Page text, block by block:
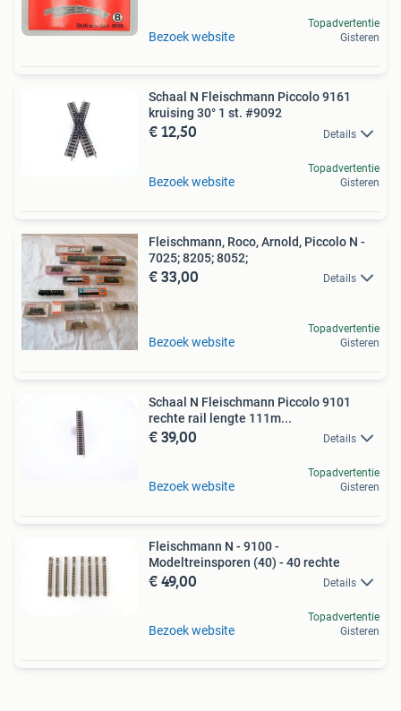
Bezoek website
Topadvertentie
Gisteren
Schaal N Fleischmann Piccolo 9161
kruising 30° 1 st. #9092
€ 12,50 Details
Bezoek website
Topadvertentie
Gisteren
Fleischmann, Roco, Arnold, Piccolo N -
7025; 8205; 8052;
€ 33,00 Details
Bezoek website
Topadvertentie
Gisteren
Schaal N Fleischmann Piccolo 9101
rechte rail lengte 111m...
€ 39,00 Details
Bezoek website
Topadvertentie
Gisteren
Fleischmann N - 9100 -
Modeltreinsporen (40) - 40 rechte
€ 49,00 Details
Bezoek website
Topadvertentie
Gisteren